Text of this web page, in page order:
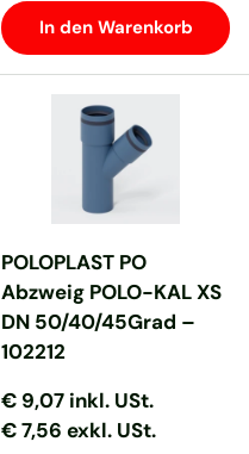
In den Warenkorb
POLOPLAST PO
Abzweig POLO-KAL XS
DN 50/40/45Grad –
102212
Normaler Preis
Normaler Preis
€ 9,07 inkl. USt.
€ 7,56 exkl. USt.